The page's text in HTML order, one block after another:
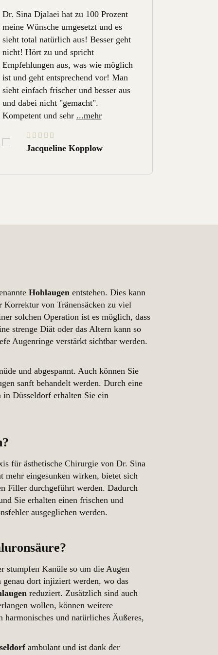
Dr. Sina Djalaei hat zu 100 Prozent
meine Wünsche umgesetzt und es
sieht total natürlich aus! Besser geht
nicht! Hört zu und spricht
Empfehlungen aus, was wie möglich
ist und geht entsprechend vor! Man
sieht einfach frischer und besser aus
und dabei nicht "gemacht".
Kompetent und sehr ...mehr
Jacqueline Kopplow
Hohlaugen entstehen. Dies kann
Korrektur von Tränensäcken zu viel
solchen Operation ist es möglich, dass
strenge Diät oder das Altern kann so
Augenringe verstärkt sichtbar werden.
und abgespannt. Auch können Sie
sanft behandelt werden. Durch eine
Düsseldorf erhalten Sie ein
für ästhetische Chirurgie von Dr. Sina
eingesunken wirken, bietet sich
Filler durchgeführt werden. Dadurch
Sie erhalten einen frischen und
ausgeglichen werden.
stumpfen Kanüle so um die Augen
dort injiziert werden, wo das
reduziert. Zusätzlich sind auch
wollen, können weitere
und natürliches Äußeres,
ambulant und ist dank der